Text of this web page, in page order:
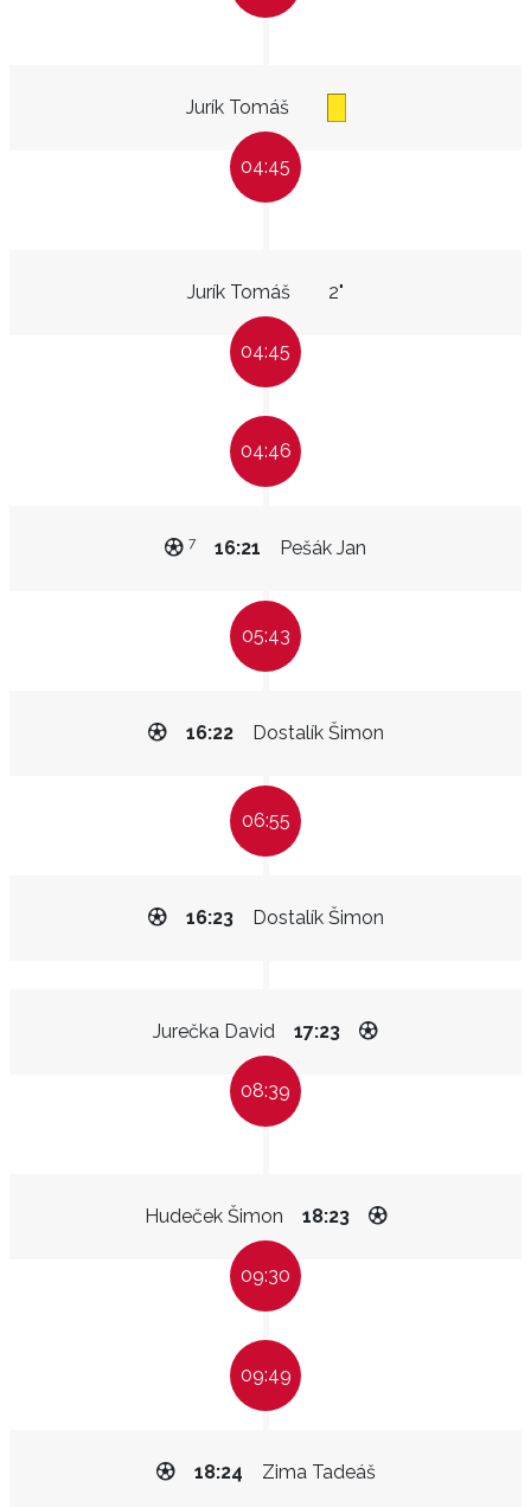
Jurík Tomáš
04:45
Jurík Tomáš 2"
04:45
04:46
Pešák Jan
16:21
7
05:43
Dostalík Šimon
16:22
06:55
Dostalík Šimon
16:23
Jurečka David 17:23
08:39
Hudeček Šimon 18:23
09:30
09:49
Zima Tadeáš
18:24